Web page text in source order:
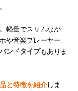
。軽量でスリムなが
や音楽プレーヤー、
ンドタイプもありま
と特徴を紹介しま